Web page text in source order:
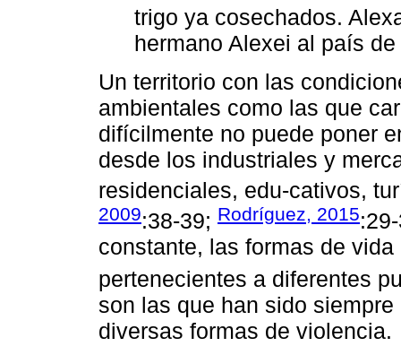
trigo ya cosechados.
hermano Alexei al país
Un territorio con las
ambientales como las que
difícilmente no puede poner
desde los industriales y
residenciales, edu-cativos,
2009:38-39; Rodríguez, 2015
constante, las formas de
pertenecientes a diferentes
son las que han sido
diversas formas de violencia.